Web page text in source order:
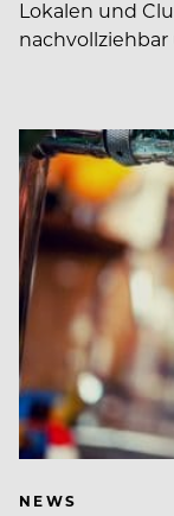
Lokalen und
NEWS